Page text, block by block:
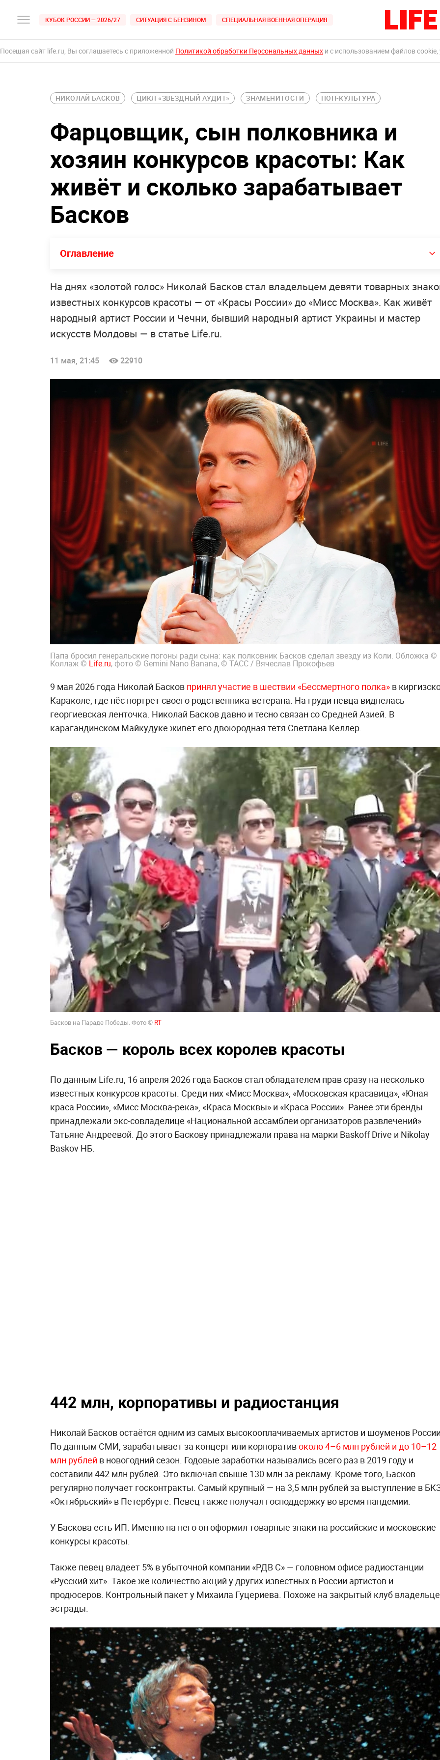
КУБОК РОССИИ — 2026/27 СИТУАЦИЯ С БЕНЗИНОМ СПЕЦИАЛЬНАЯ ВОЕННАЯ ОПЕРАЦИЯ
Посещая сайт life.ru, Вы соглашаетесь с приложенной Политикой обработки Персональных данных и с использованием файлов
НИКОЛАЙ БАСКОВ ЦИКЛ «ЗВЁЗДНЫЙ АУДИТ» ЗНАМЕНИТОСТИ ПОП-КУЛЬТУРА
Фарцовщик, сын полковника и
хозяин конкурсов красоты: Как
живёт и сколько зарабатывает
Басков
Оглавление
На днях «золотой голос» Николай Басков стал владельцем девяти товарных
известных конкурсов красоты — от «Красы России» до «Мисс Москва». Как живёт
народный артист России и Чечни, бывший народный артист Украины и мастер
искусств Молдовы — в статье Life.ru.
11 мая, 21:45 22910
Папа бросил генеральские погоны ради сына: как полковник Басков сделал звезду из Коли. Обложка ©
Коллаж © Life.ru, фото © Gemini Nano Banana, © ТАСС / Вячеслав Прокофьев
9 мая 2026 года Николай Басков принял участие в шествии «Бессмертного полка» в
Караколе, где нёс портрет своего родственника-ветерана. На груди певца виднелась
георгиевская ленточка. Николай Басков давно и тесно связан со Средней Азией. В
карагандинском Майкудуке живёт его двоюродная тётя Светлана Келлер.
Басков на Параде Победы. Фото © RT
Басков — король всех королев красоты
По данным Life.ru, 16 апреля 2026 года Басков стал обладателем прав сразу на несколько
известных конкурсов красоты. Среди них «Мисс Москва», «Московская красавица», «Юная
краса России», «Мисс Москва-река», «Краса Москвы» и «Краса России». Ранее эти бренды
принадлежали экс-совладелице «Национальной ассамблеи организаторов развлечений»
Татьяне Андреевой. До этого Баскову принадлежали права на марки Baskoff Drive и Nikolay
Baskov НБ.
442 млн, корпоративы и радиостанция
Николай Басков остаётся одним из самых высокооплачиваемых артистов и шоуменов
По данным СМИ, зарабатывает за концерт или корпоративоколо 4–6 млн рублей и до 10–12
млн рублей в новогодний сезон. Годовые заработки назывались всего раз в 2019 году и
составили 442 млн рублей. Это включая свыше 130 млн за рекламу. Кроме того, Басков
регулярно получает госконтракты. Самый крупный — на 3,5 млн рублей за выступление в
«Октябрьский» в Петербурге. Певец также получал господдержку во время пандемии.
У Баскова есть ИП. Именно на него он оформил товарные знаки на российские и московские
конкурсы красоты.
Также певец владеет 5% в убыточной компании «РДВ С» — головном офисе радиостанции
«Русский хит». Такое же количество акций у других известных в России артистов и
продюсеров. Контрольный пакет у Михаила Гуцериева. Похоже на закрытый клуб
эстрады.